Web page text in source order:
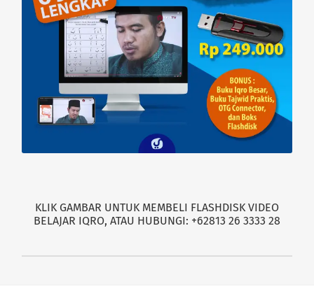
KLIK GAMBAR UNTUK MEMBELI FLASHDISK VIDEO
BELAJAR IQRO, ATAU HUBUNGI: +62813 26 3333 28